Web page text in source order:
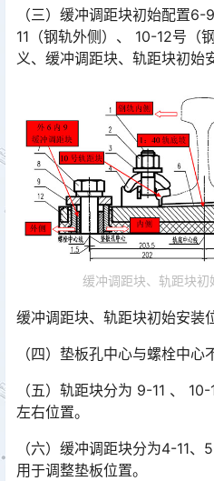
（三）缓冲调距块初始配置
11（钢轨外侧）、 10-12号（
义、缓冲调距块、轨距块初始
缓冲调距块、轨距块
缓冲调距块、轨距块初始安装
（四）垫板孔中心与螺栓中心
（五）轨距块分为 9-11 、
左右位置。
（六）缓冲调距块分为4-11
用于调整垫板位置。